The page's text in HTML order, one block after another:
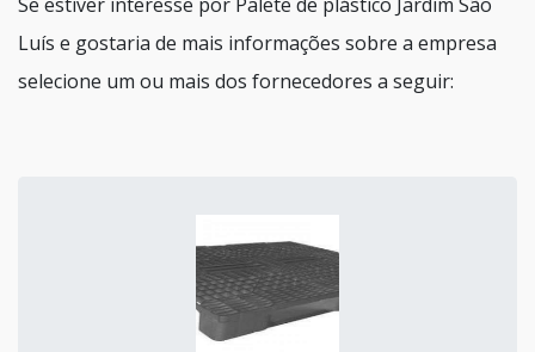
Luís e gostaria de mais informações sobre a empresa
selecione um ou mais dos fornecedores a seguir: